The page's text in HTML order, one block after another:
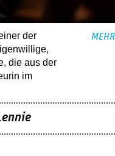
der
die aus der
im
MEHR